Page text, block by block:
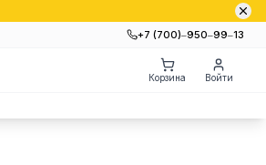
+7 (700)‒950‒99‒13
Корзина Войти